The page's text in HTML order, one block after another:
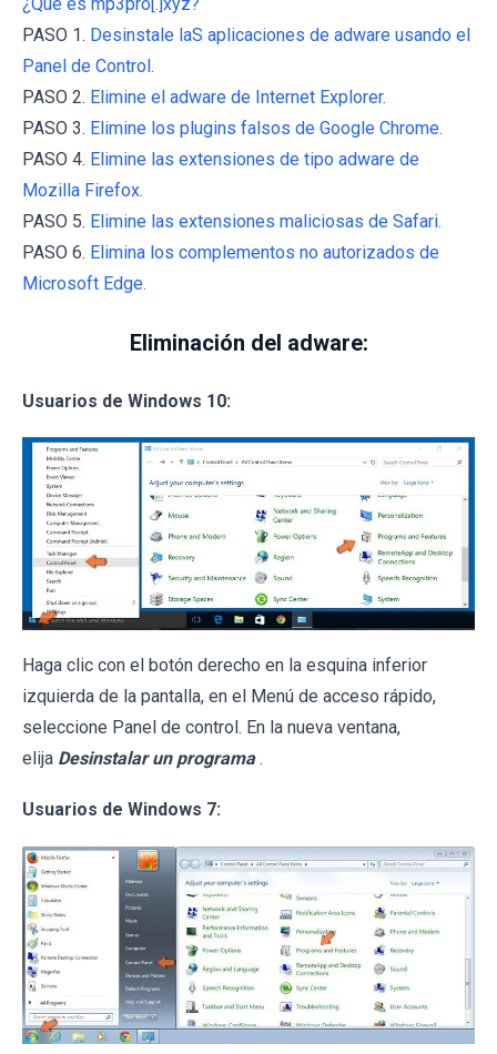
PASO 1. Desinstale laS aplicaciones de adware usando el
Panel de Control.
PASO 2. Elimine el adware de Internet Explorer.
PASO 3. Elimine los plugins falsos de Google Chrome.
PASO 4. Elimine las extensiones de tipo adware de
Mozilla Firefox.
PASO 5. Elimine las extensiones maliciosas de Safari.
PASO 6. Elimina los complementos no autorizados de
Microsoft Edge.
Eliminación del adware:
Usuarios de Windows 10:
Haga clic con el botón derecho en la esquina inferior
izquierda de la pantalla, en el Menú de acceso rápido,
seleccione Panel de control. En la nueva ventana,
elija Desinstalar un programa .
Usuarios de Windows 7: